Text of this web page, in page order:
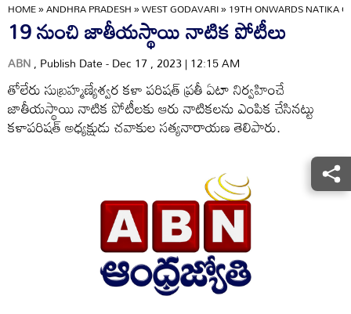
HOME»ANDHRA PRADESH»WEST GODAVARI»19TH ONWARDS NATIKA
19 నుంచి జాతీయస్థాయి నాటిక పోటీలు
ABN, Publish Date - Dec 17 , 2023 | 12:15 AM
తోలేరు సుబ్రహ్మణ్యేశ్వర కళా పరిషత్‌ ప్రతీ ఏటా నిర్వహించే
జాతీయస్థాయి నాటిక పోటీలకు ఆరు నాటికలను ఎంపిక చేసినట్టు
కళాపరిషత్‌ అధ్యక్షుడు చవాకుల సత్యనారాయణ తెలిపారు.